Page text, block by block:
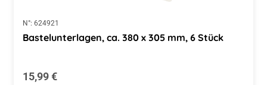
N°: 624921
Bastelunterlagen, ca. 380 x 305 mm, 6 Stück
Regulärer Preis:
15,99 €